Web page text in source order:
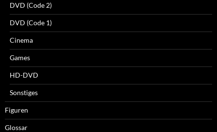
DVD (Code 2)
DVD (Code 1)
Cinema
Games
HD-DVD
Sonstiges
Figuren
Glossar